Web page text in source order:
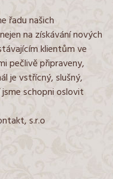
řadu našich
na získávání nových
klientům ve
pečlivě připraveny,
je vstřícný, slušný,
schopni oslovit
s.r.o